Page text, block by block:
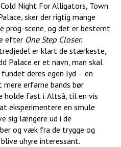
Night For Alligators, Town
sker der rigtig mange
prog-scene, og det er bestemt
efter One Step Closer.
er klart de stærkeste,
Palace er et navn, man skal
deres egen lyd – en
erfarne bands bør
holde fast i. Altså, til en vis
eksperimentere en smule
sig længere ud i de
og væk fra de trygge og
uhyre interessant.